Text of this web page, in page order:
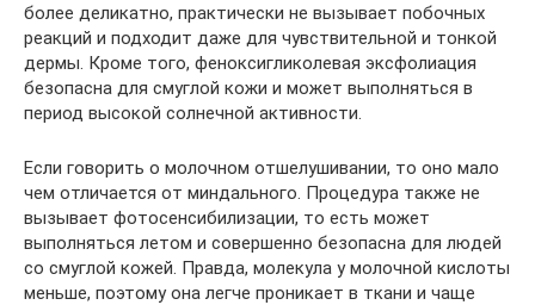
более деликатно, практически не вызывает побочных
реакций и подходит даже для чувствительной и тонкой
дермы. Кроме того, феноксигликолевая эксфолиация
безопасна для смуглой кожи и может выполняться в
период высокой солнечной активности.
Если говорить о молочном отшелушивании, то оно мало
чем отличается от миндального. Процедура также не
вызывает фотосенсибилизации, то есть может
выполняться летом и совершенно безопасна для людей
со смуглой кожей. Правда, молекула у молочной кислоты
меньше, поэтому она легче проникает в ткани и чаще